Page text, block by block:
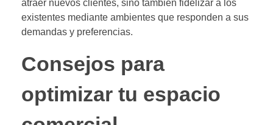
atraer nuevos clientes, sino también fidelizar a los
existentes mediante ambientes que responden a sus
demandas y preferencias.
Consejos para
optimizar tu espacio